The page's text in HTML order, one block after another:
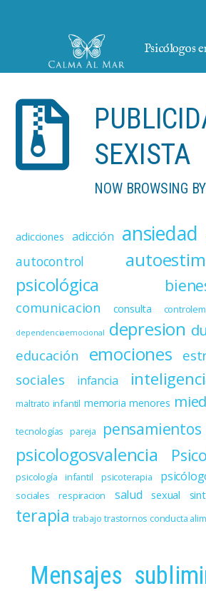
Psicólogos
SEXISTA
NOW BROWSING
adicciones adicción ansiedad
autocontrol
psicológica
comunicacion consulta
dependenciaemocional depresion
educación emociones
sociales
infancia
maltrato infantil memoria menores
tecnologías pareja pensamientos
psicologosvalencia
psicología infantil psicoterapia
sociales
respiracion salud sexual
terapia trabajo trastornos conducta
Mensajes